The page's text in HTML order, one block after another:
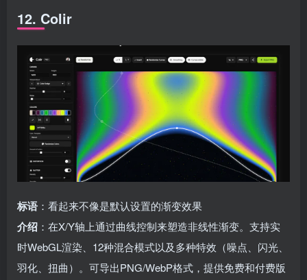
12. Colir
标语 ：看起来不像是默认设置的渐变效果
介绍 ：在X/Y轴上通过曲线控制来塑造非线性渐变。支持实
时WebGL渲染、12种混合模式以及多种特效（噪点、闪光、
羽化、扭曲）。可导出PNG/WebP格式，提供免费和付费版